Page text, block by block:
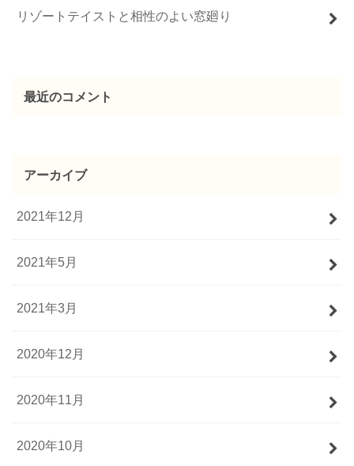
リゾートテイストと相性のよい窓廻り
最近のコメント
アーカイブ
2021年12月
2021年5月
2021年3月
2020年12月
2020年11月
2020年10月